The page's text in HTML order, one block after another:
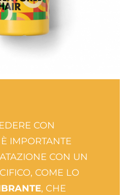
CON
È IMPORTANTE
CON UN
COME LO
, CHE